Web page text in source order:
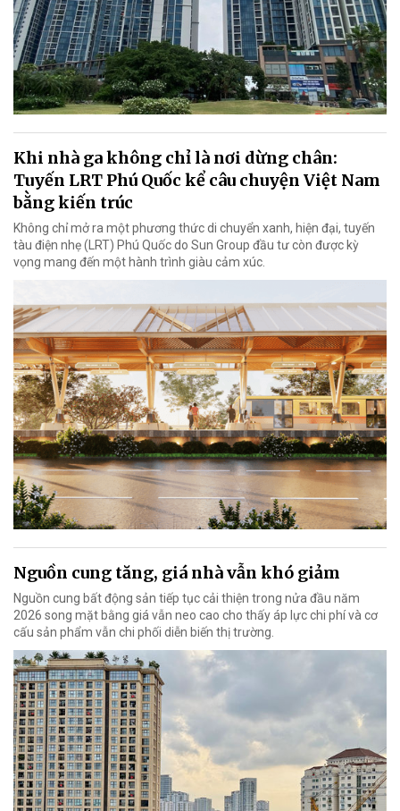
Khi nhà ga không chỉ là nơi dừng chân:
Tuyến LRT Phú Quốc kể câu chuyện Việt Nam
bằng kiến trúc
Không chỉ mở ra một phương thức di chuyển xanh, hiện đại, tuyến
tàu điện nhẹ (LRT) Phú Quốc do Sun Group đầu tư còn được kỳ
vọng mang đến một hành trình giàu cảm xúc.
Nguồn cung tăng, giá nhà vẫn khó giảm
Nguồn cung bất động sản tiếp tục cải thiện trong nửa đầu năm
2026 song mặt bằng giá vẫn neo cao cho thấy áp lực chi phí và cơ
cấu sản phẩm vẫn chi phối diễn biến thị trường.